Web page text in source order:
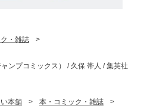
・雑誌
>
ンプコミックス） / 久保 帯人 / 集英社
本舗 > 本・コミック・雑誌
>